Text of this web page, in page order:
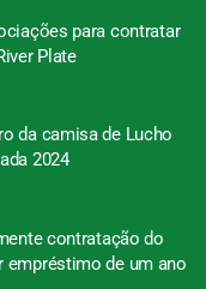
para contratar
Plate
da camisa de Lucho
2024
contratação do
empréstimo de um ano